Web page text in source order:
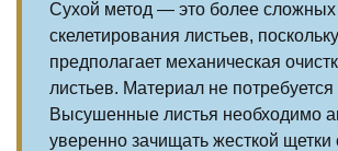
Сухой метод — это более сложных
скелетирования листьев, поскольку
предполагает механическая
листьев. Материал не потребуется
Высушенные листья необходимо
уверенно зачищать жесткой щетки